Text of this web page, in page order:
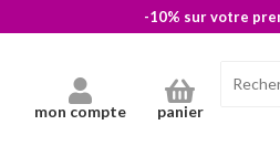
-10% sur votre
mon compte panier